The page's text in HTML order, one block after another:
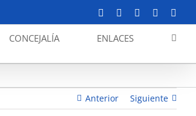
Facebook YouTubeInstagram
CONCEJALÍA ENLACES
Anterior
Siguiente